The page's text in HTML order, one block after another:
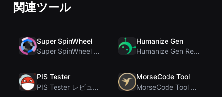
関連ツール
Super SpinWheel
Super SpinWheel レビュー：プライバシー最優先の無料ホイールスピナーでランダム抽選
Humanize Gen
Humanize Gen Review: A Deep Dive into This Free AI...
PIS Tester
PIS Tester レビュー：偽の友達を暴く、AI完全排除の友情クイズ
MorseCode Tool
MorseCode Tool レビュー：音声と光を備えた無料オンラインテキスト⇔モールス信号変換ツー...